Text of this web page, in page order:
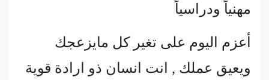
مهنياً ودراسياً
أعزم اليوم على تغير كل مايزعجك
ويعيق عملك , انت انسان ذو ارادة قوية